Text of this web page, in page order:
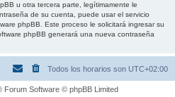
u otra tercera parte, legítimamente le
de su cuenta, puede usar el servicio
phpBB. Este proceso le solicitará ingresar su
phpBB generará una nueva contraseña
Todos los horarios son UTC+02:00
Forum Software © phpBB Limited